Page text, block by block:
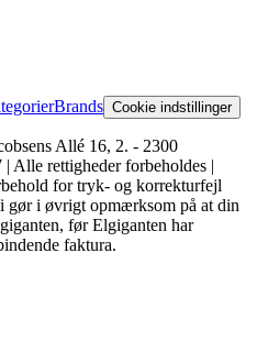
Brands Cookie indstillinger
Allé 16, 2. - 2300
Alle rettigheder forbeholdes |
for tryk- og korrekturfejl
gør i øvrigt opmærksom på at din
før Elgiganten har
faktura.